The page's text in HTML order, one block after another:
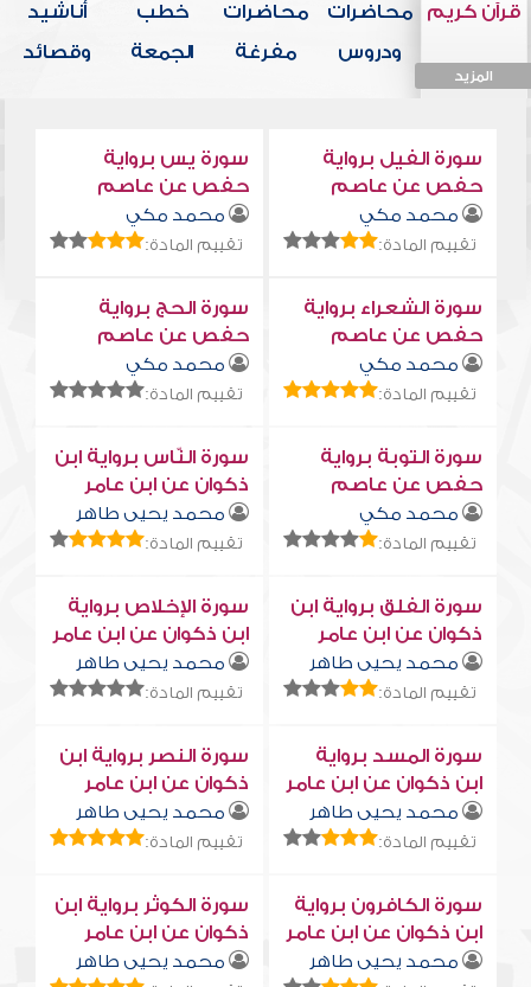
قرآن كريم
المزيد
محاضرات
ودروس
محاضرات
مفرغة
خطب
الجمعة
أناشيد
وقصائد
سورة الفيل برواية
حفص عن عاصم
محمد مكي
تقييم المادة:
سورة يس برواية
حفص عن عاصم
محمد مكي
تقييم المادة:
سورة الشعراء برواية
حفص عن عاصم
محمد مكي
تقييم المادة:
سورة الحج برواية
حفص عن عاصم
محمد مكي
تقييم المادة:
سورة التوبة برواية
حفص عن عاصم
محمد مكي
تقييم المادة:
سورة النّاس برواية ابن
ذكوان عن ابن عامر
محمد يحيى طاهر
تقييم المادة:
سورة الفلق برواية ابن
ذكوان عن ابن عامر
محمد يحيى طاهر
تقييم المادة:
سورة الإخلاص برواية
ابن ذكوان عن ابن عامر
محمد يحيى طاهر
تقييم المادة:
سورة المسد برواية
ابن ذكوان عن ابن عامر
محمد يحيى طاهر
تقييم المادة:
سورة النصر برواية ابن
ذكوان عن ابن عامر
محمد يحيى طاهر
تقييم المادة:
سورة الكافرون برواية
ابن ذكوان عن ابن عامر
محمد يحيى طاهر
سورة الكوثر برواية ابن
ذكوان عن ابن عامر
محمد يحيى طاهر